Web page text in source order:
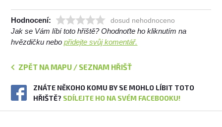
Hodnocení: dosud nehodnoceno
Jak se Vám líbí toto hřiště? Ohodnoťte ho kliknutím na
hvězdičku nebopřidejte svůj komentář.
ZPĚT NA MAPU / SEZNAM HŘIŠŤ
ZNÁTE NĚKOHO KOMU BY SE MOHLO LÍBIT TOTO
HŘIŠTĚ? SDÍLEJTE HO NA SVÉM FACEBOOKU!